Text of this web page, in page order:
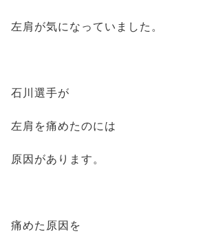
左肩が気になっていました。
石川選手が
左肩を痛めたのには
原因があります。
痛めた原因を